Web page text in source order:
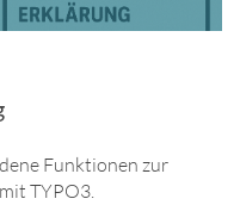
Funktionen zur
TYPO3.